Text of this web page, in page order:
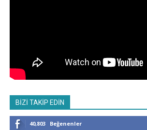
BİZİ TAKİP EDİN
40,803 Beğenenler